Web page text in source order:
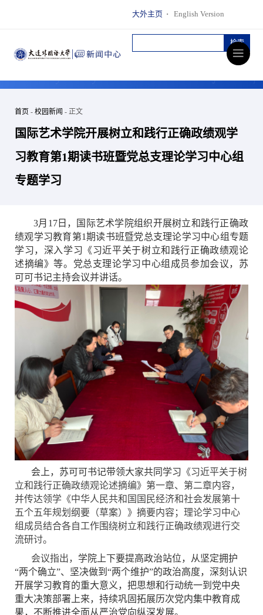
大外主页 · English Version
首页 - 校园新闻 - 正文
国际艺术学院开展树立和践行正确政绩观学
习教育第1期读书班暨党总支理论学习中心组
专题学习
3月17日，国际艺术学院组织开展树立和践行正确政
绩观学习教育第1期读书班暨党总支理论学习中心组专题
学习，深入学习《习近平关于树立和践行正确政绩观论
述摘编》等。党总支理论学习中心组成员参加会议，苏
可可书记主持会议并讲话。
会上，苏可可书记带领大家共同学习 《习近平关于树
立和践行正确政绩观论述摘编》第一章、第二章内容，
并传达领学《中华人民共和国国民经济和社会发展第十
五个五年规划纲要（草案）》摘要内容；理论学习中心
组成员结合各自工作围绕树立和践行正确政绩观进行交
流研讨。
会议指出， 学院上下要提高政治站位，从坚定拥护
“两个确立”、坚决做到“两个维护”的政治高度，深刻认识
开展学习教育的重大意义，把思想和行动统一到党中央
重大决策部署上来，持续巩固拓展历次党内集中教育成
果，不断推进全面从严治党向纵深发展。